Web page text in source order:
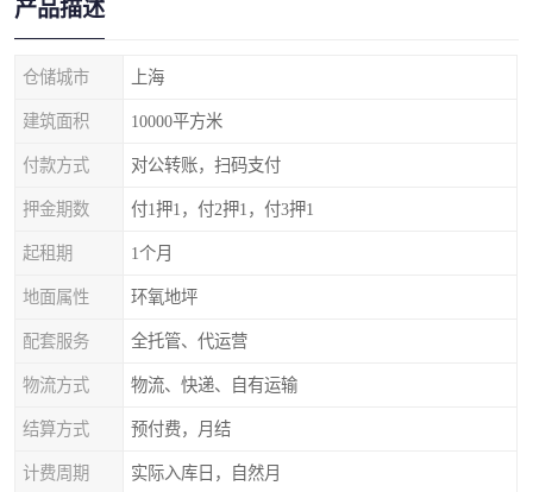
产品描述
仓储城市 上海
建筑面积 10000平方米
付款方式 对公转账，扫码支付
押金期数 付1押1，付2押1，付3押1
起租期 1个月
地面属性 环氧地坪
配套服务 全托管、代运营
物流方式 物流、快递、自有运输
结算方式 预付费，月结
计费周期 实际入库日，自然月